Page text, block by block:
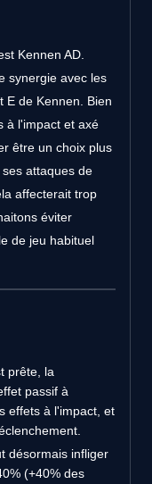
Kennen AD.
synergie avec les
E de Kennen. Bien
à l'impact et axé
être un choix plus
attaques de
affecterait trop
éviter
de jeu habituel
prête, la
passif à
effets à l'impact, et
désormais infliger
(+40% des